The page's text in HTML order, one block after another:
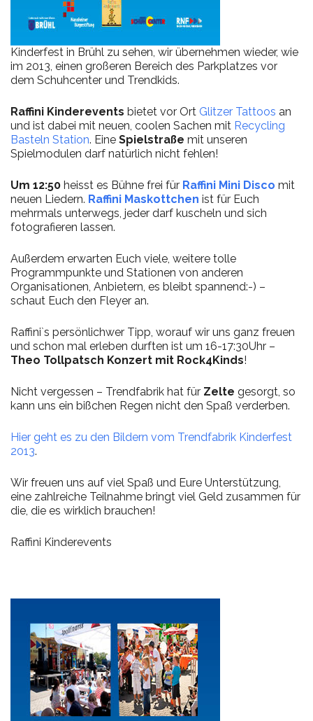
Kinderfest in Brühl zu sehen, wir übernehmen wieder, wie
im 2013, einen großeren Bereich des Parkplatzes vor
dem Schuhcenter und Trendkids.
Raffini Kinderevents bietet vor Ort Glitzer Tattoos an
und ist dabei mit neuen, coolen Sachen mit Recycling
Basteln Station. Eine Spielstraße mit unseren
Spielmodulen darf natürlich nicht fehlen!
Um 12:50 heisst es Bühne frei für Raffini Mini Disco mit
neuen Liedern. Raffini Maskottchen ist für Euch
mehrmals unterwegs, jeder darf kuscheln und sich
fotografieren lassen.
Außerdem erwarten Euch viele, weitere tolle
Programmpunkte und Stationen von anderen
Organisationen, Anbietern, es bleibt spannend:-) –
schaut Euch den Fleyer an.
Raffini`s persönlichwer Tipp, worauf wir uns ganz freuen
und schon mal erleben durften ist um 16-17:30Uhr –
Theo Tollpatsch Konzert mit Rock4Kinds!
Nicht vergessen – Trendfabrik hat für Zelte gesorgt, so
kann uns ein bißchen Regen nicht den Spaß verderben.
Hier geht es zu den Bildern vom Trendfabrik Kinderfest
2013.
Wir freuen uns auf viel Spaß und Eure Unterstützung,
eine zahlreiche Teilnahme bringt viel Geld zusammen für
die, die es wirklich brauchen!
Raffini Kinderevents